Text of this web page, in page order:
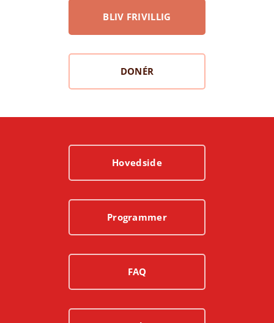
BLIV FRIVILLIG
DONÉR
Hovedside
Programmer
FAQ